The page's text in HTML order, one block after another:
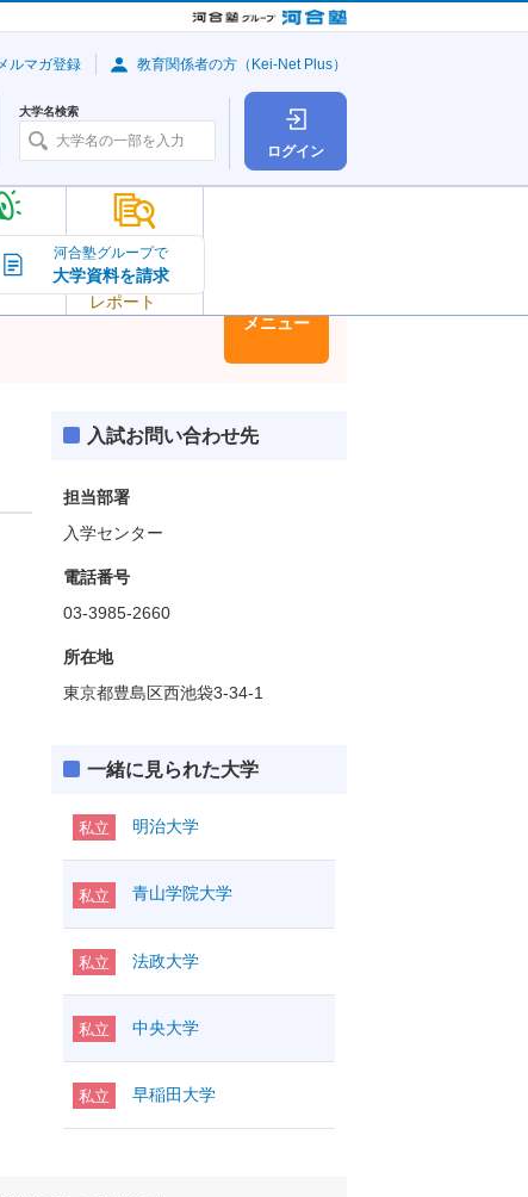
ログイン
学
大学の今
トピック＆
レポート
大学名検索
ルマガ登録 教育関係者の方（Kei-Net Plus）
河合塾グループで
大学資料を請求
メニュー
入試お問い合わせ先
担当部署
入学センター
電話番号
03-3985-2660
所在地
東京都豊島区西池袋3-34-1
一緒に見られた大学
私立 明治大学
私立 青山学院大学
私立 法政大学
私立 中央大学
私立 早稲田大学